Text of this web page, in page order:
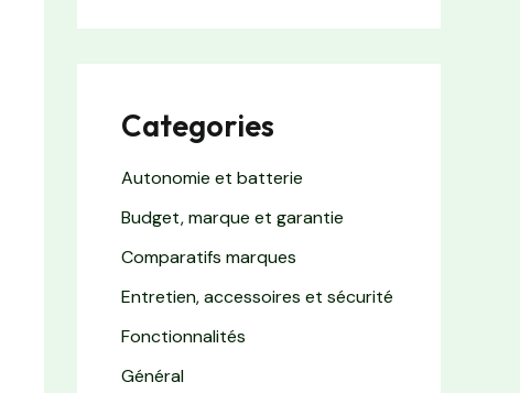
Categories
Autonomie et batterie
Budget, marque et garantie
Comparatifs marques
Entretien, accessoires et sécurité
Fonctionnalités
Général